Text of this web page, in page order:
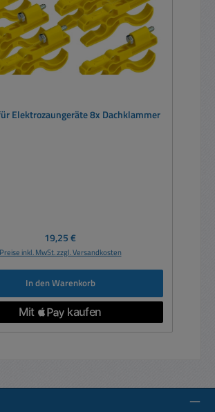
Elektrozaungeräte 8x Dachklammer
Regulärer Preis:
19,25 €
Preise inkl. MwSt. zzgl. Versandkosten
In den Warenkorb